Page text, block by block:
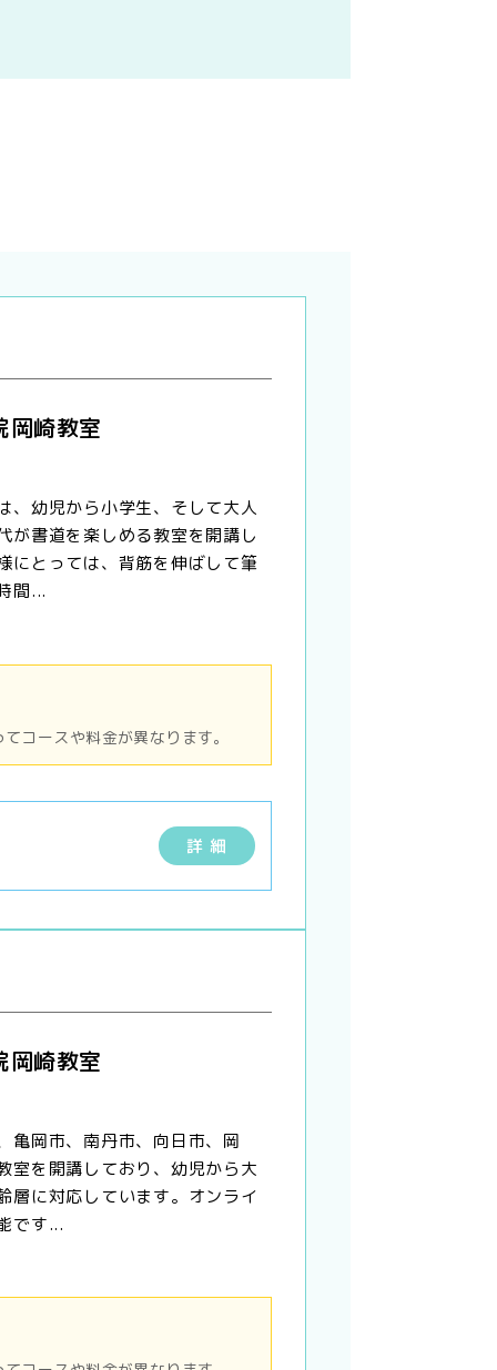
岡崎教室
、幼児から小学生、そして大人
が書道を楽しめる教室を開講し
にとっては、背筋を伸ばして筆
間...
コースや料金が異なります。
詳 細
岡崎教室
亀岡市、南丹市、向日市、岡
室を開講しており、幼児から大
層に対応しています。オンライ
です...